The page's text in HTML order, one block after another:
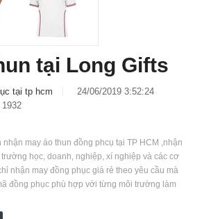
tại Long Gifts
tại tp hcm
24/06/2019 3:52:24
nhận may áo thun đồng phcụ tại TP HCM ,nhận
học, doanh, nghiệp, xí nghiệp và các cơ
nhận may đồng phục giá rẻ theo yêu cầu mà
đồng phục phù hợp với từng môi trường làm